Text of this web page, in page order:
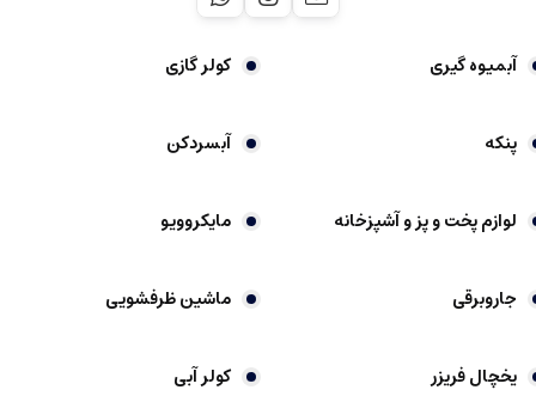
آبمیوه گیری کولر گازی
پنکه آبسردکن
لوازم پخت و پز و آشپزخانه مایکروویو
جاروبرقی ماشین ظرفشویی
یخچال فریزر کولر آبی